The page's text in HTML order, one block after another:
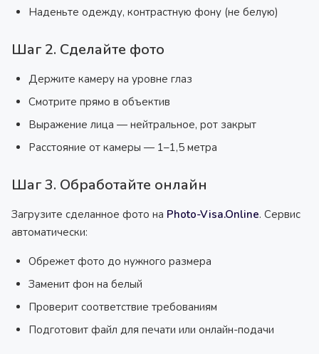
Наденьте одежду, контрастную фону (не белую)
Шаг 2. Сделайте фото
Держите камеру на уровне глаз
Смотрите прямо в объектив
Выражение лица — нейтральное, рот закрыт
Расстояние от камеры — 1–1,5 метра
Шаг 3. Обработайте онлайн
Загрузите сделанное фото на Photo-Visa.Online. Сервис
автоматически:
Обрежет фото до нужного размера
Заменит фон на белый
Проверит соответствие требованиям
Подготовит файл для печати или онлайн-подачи